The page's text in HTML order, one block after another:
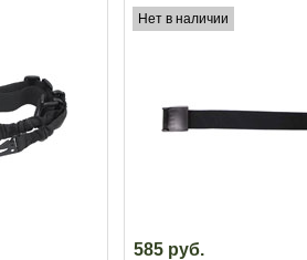
Нет в наличии
585 руб.